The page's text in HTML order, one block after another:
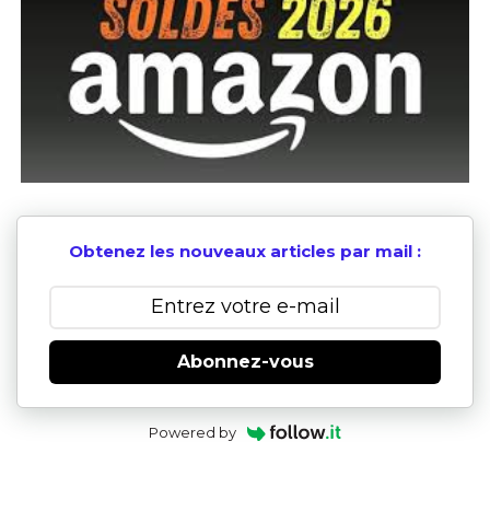
Obtenez les nouveaux articles par mail :
Abonnez-vous
Powered by